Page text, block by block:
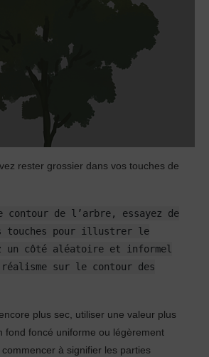
rester grossier dans vos touches de
contour de l’arbre, essayez de
touches pour illustrer le
un côté aléatoire et informel
sur le contour des
plus sec, utiliser une valeur plus
fond foncé uniforme ou légèrement
à signifier les parties